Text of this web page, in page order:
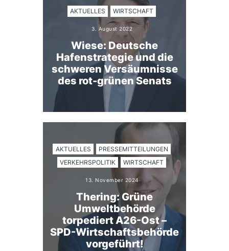
AKTUELLES WIRTSCHAFT
3. August 2022
Wiese: Deutsche
Hafenstrategie und die
schweren Versäumnisse
des rot-grünen Senats
AKTUELLES
PRESSEMITTEILUNGEN
VERKEHRSPOLITIK
WIRTSCHAFT
13. November 2024
Thering: Grüne
Umweltbehörde
torpediert A26-Ost –
SPD-Wirtschaftsbehörde
vorgeführt!